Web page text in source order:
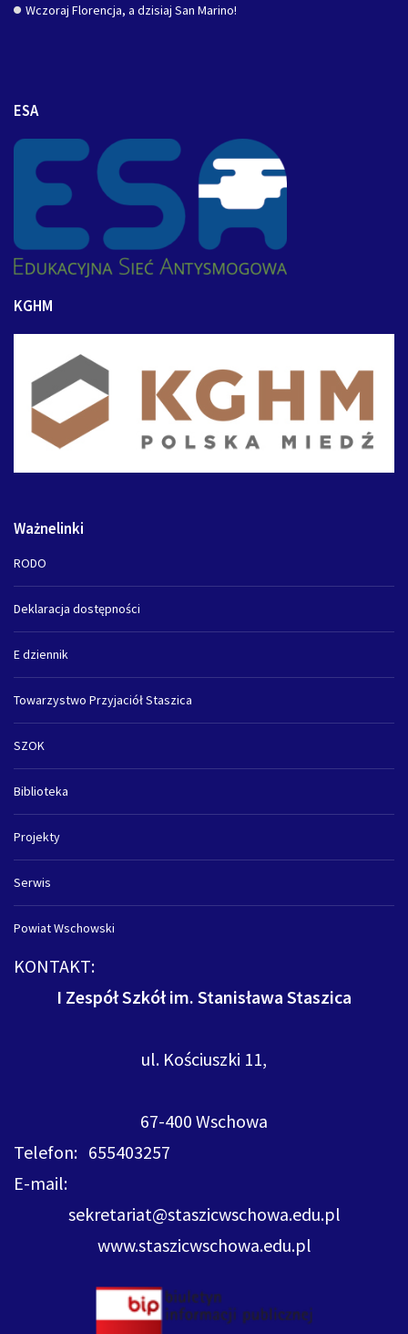
Wczoraj Florencja, a dzisiaj San Marino!
ESA
KGHM
Ważnelinki
RODO
Deklaracja dostępności
E dziennik
Towarzystwo Przyjaciół Staszica
SZOK
Biblioteka
Projekty
Serwis
Powiat Wschowski
KONTAKT:
I Zespół Szkół im. Stanisława Staszica
ul. Kościuszki 11,
67-400 Wschowa
Telefon: 655403257
E-mail:
sekretariat@staszicwschowa.edu.pl
www.staszicwschowa.edu.pl